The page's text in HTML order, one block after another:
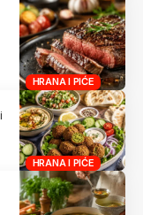
HRANA I PIĆE
HRANA I PIĆE